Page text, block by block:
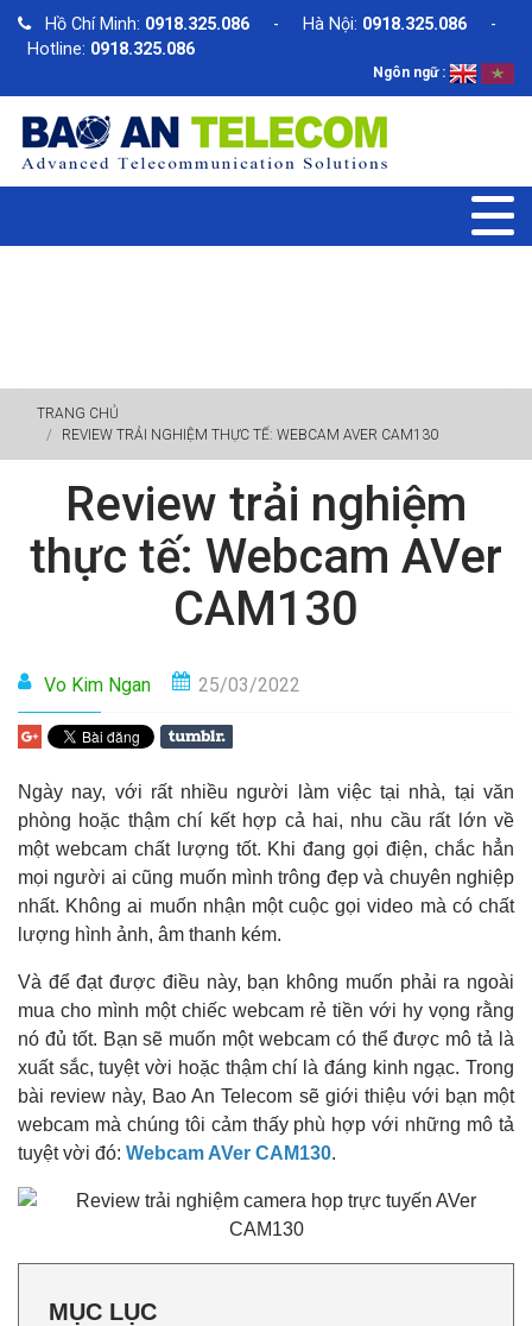
Hồ Chí Minh: 0918.325.086 - Hà Nội: 0918.325.086 -
Hotline: 0918.325.086
Ngôn ngữ :
TRANG CHỦ
REVIEW TRẢI NGHIỆM THỰC TẾ: WEBCAM AVER CAM130
Review trải nghiệm
thực tế: Webcam AVer
CAM130
Vo Kim Ngan 25/03/2022
Ngày nay, với rất nhiều người làm việc tại nhà, tại văn
phòng hoặc thậm chí kết hợp cả hai, nhu cầu rất lớn về
một webcam chất lượng tốt. Khi đang gọi điện, chắc hẳn
mọi người ai cũng muốn mình trông đẹp và chuyên nghiệp
nhất. Không ai muốn nhận một cuộc gọi video mà có chất
lượng hình ảnh, âm thanh kém.
Và để đạt được điều này, bạn không muốn phải ra ngoài
mua cho mình một chiếc webcam rẻ tiền với hy vọng rằng
nó đủ tốt. Bạn sẽ muốn một webcam có thể được mô tả là
xuất sắc, tuyệt vời hoặc thậm chí là đáng kinh ngạc. Trong
bài review này, Bao An Telecom sẽ giới thiệu với bạn một
webcam mà chúng tôi cảm thấy phù hợp với những mô tả
tuyệt vời đó: Webcam AVer CAM130.
MỤC LỤC